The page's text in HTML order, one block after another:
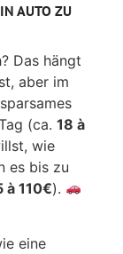
AUTO ZU
Das hängt
aber im
(ca. 18 à
wie
es bis zu
à 110€).
eine